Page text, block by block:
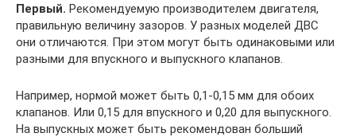
Первый. Рекомендуемую производителем двигателя,
правильную величину зазоров. У разных моделей ДВС
они отличаются. При этом могут быть одинаковыми или
разными для впускного и выпускного клапанов.
Например, нормой может быть 0,1-0,15 мм для обоих
клапанов. Или 0,15 для впускного и 0,20 для выпускного.
На выпускных может быть рекомендован больший